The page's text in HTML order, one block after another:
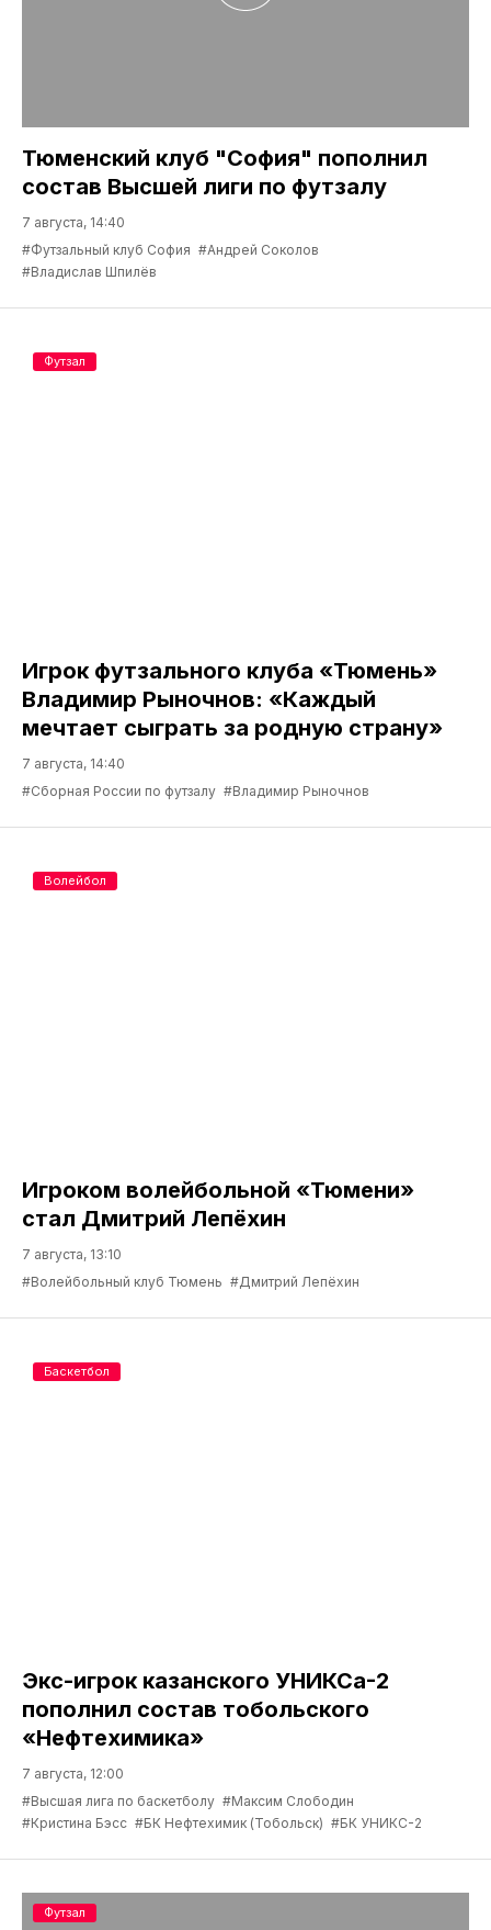
Тюменский клуб "София" пополнил
состав Высшей лиги по футзалу
7 августа, 14:40
#Футзальный клуб София #Андрей Соколов
#Владислав Шпилёв
Игрок футзального клуба «Тюмень»
Владимир Рыночнов: «Каждый
мечтает сыграть за родную страну»
7 августа, 14:40
#Сборная России по футзалу #Владимир Рыночнов
Футзал
Игроком волейбольной «Тюмени»
стал Дмитрий Лепёхин
7 августа, 13:10
#Волейбольный клуб Тюмень #Дмитрий Лепёхин
Волейбол
Экс-игрок казанского УНИКСа-2
пополнил состав тобольского
«Нефтехимика»
7 августа, 12:00
#Высшая лига по баскетболу #Максим Слободин
#Кристина Бэсс #БК Нефтехимик (Тобольск) #БК УНИКС-2
Баскетбол
Футзал